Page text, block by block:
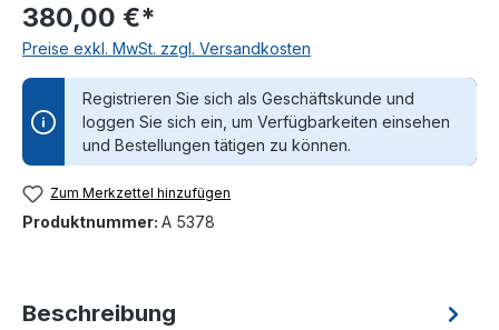
380,00 €*
Preise exkl. MwSt. zzgl. Versandkosten
Registrieren Sie sich als Geschäftskunde und
loggen Sie sich ein, um Verfügbarkeiten einsehen
und Bestellungen tätigen zu können.
Zum Merkzettel hinzufügen
Produktnummer: A 5378
Beschreibung